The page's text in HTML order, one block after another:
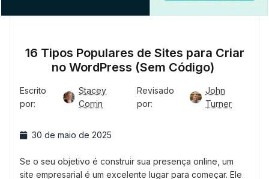
16 Tipos Populares de Sites para Criar
no WordPress (Sem Código)
Escrito
por:
Stacey
Corrin
Revisado
por:
John
Turner
30 de maio de 2025
Se o seu objetivo é construir sua presença online, um
site empresarial é um excelente lugar para começar. Ele